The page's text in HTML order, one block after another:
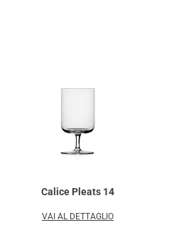
Calice Pleats 14
VAI AL DETTAGLIO